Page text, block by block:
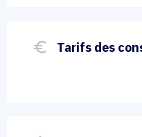
euro_symbol Tarifs des